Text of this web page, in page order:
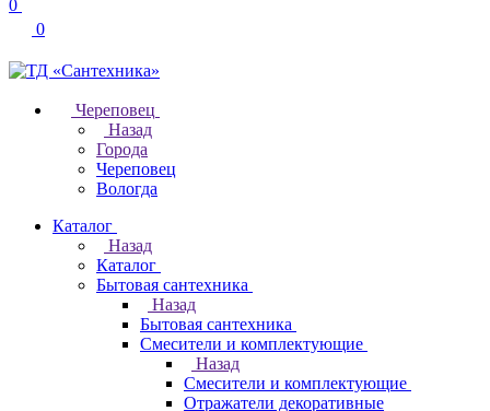
0
0
Череповец
Назад
Города
Череповец
Вологда
Каталог
Назад
Каталог
Бытовая сантехника
Назад
Бытовая сантехника
Смесители и комплектующие
Назад
Смесители и комплектующие
Отражатели декоративные